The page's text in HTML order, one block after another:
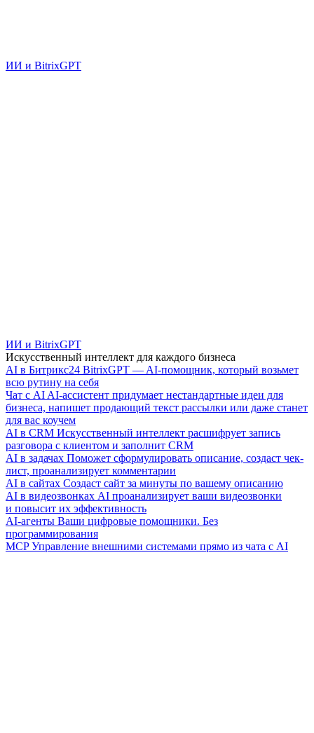
ИИ и BitrixGPT
ИИ и BitrixGPT
Искусственный интеллект для каждого бизнеса
AI в Битрикс24 BitrixGPT — AI-помощник, который возьмет
всю рутину на себя
Чат с AI AI-ассистент придумает нестандартные идеи для
бизнеса, напишет продающий текст рассылки или даже станет
для вас коучем
AI в CRM Искусственный интеллект расшифрует запись
разговора с клиентом и заполнит CRM
AI в задачах Поможет сформулировать описание, создаст чек-
лист, проанализирует комментарии
AI в сайтах Создаст сайт за минуты по вашему описанию
AI в видеозвонках AI проанализирует ваши видеозвонки
и повысит их эффективность
AI-агенты Ваши цифровые помощники. Без
программирования
MCP Управление внешними системами прямо из чата с AI